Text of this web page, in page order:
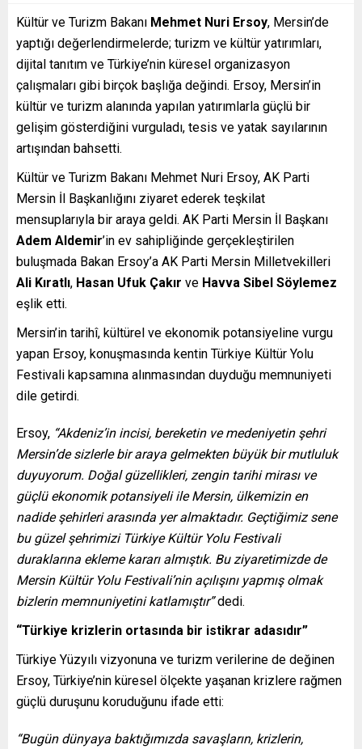
Kültür ve Turizm Bakanı Mehmet Nuri Ersoy, Mersin’de
yaptığı değerlendirmelerde; turizm ve kültür yatırımları,
dijital tanıtım ve Türkiye’nin küresel organizasyon
çalışmaları gibi birçok başlığa değindi. Ersoy, Mersin’in
kültür ve turizm alanında yapılan yatırımlarla güçlü bir
gelişim gösterdiğini vurguladı, tesis ve yatak sayılarının
artışından bahsetti.
Kültür ve Turizm Bakanı Mehmet Nuri Ersoy, AK Parti
Mersin İl Başkanlığını ziyaret ederek teşkilat
mensuplarıyla bir araya geldi. AK Parti Mersin İl Başkanı
Adem Aldemir’in ev sahipliğinde gerçekleştirilen
buluşmada Bakan Ersoy’a AK Parti Mersin Milletvekilleri
Ali Kıratlı, Hasan Ufuk Çakır ve Havva Sibel Söylemez
eşlik etti.
Mersin’in tarihî, kültürel ve ekonomik potansiyeline vurgu
yapan Ersoy, konuşmasında kentin Türkiye Kültür Yolu
Festivali kapsamına alınmasından duyduğu memnuniyeti
dile getirdi.
Ersoy, “Akdeniz’in incisi, bereketin ve medeniyetin şehri
Mersin’de sizlerle bir araya gelmekten büyük bir mutluluk
duyuyorum. Doğal güzellikleri, zengin tarihi mirası ve
güçlü ekonomik potansiyeli ile Mersin, ülkemizin en
nadide şehirleri arasında yer almaktadır. Geçtiğimiz sene
bu güzel şehrimizi Türkiye Kültür Yolu Festivali
duraklarına ekleme kararı almıştık. Bu ziyaretimizde de
Mersin Kültür Yolu Festivali’nin açılışını yapmış olmak
bizlerin memnuniyetini katlamıştır”dedi.
“Türkiye krizlerin ortasında bir istikrar adasıdır”
Türkiye Yüzyılı vizyonuna ve turizm verilerine de değinen
Ersoy, Türkiye’nin küresel ölçekte yaşanan krizlere rağmen
güçlü duruşunu koruduğunu ifade etti:
“Bugün dünyaya baktığımızda savaşların, krizlerin,